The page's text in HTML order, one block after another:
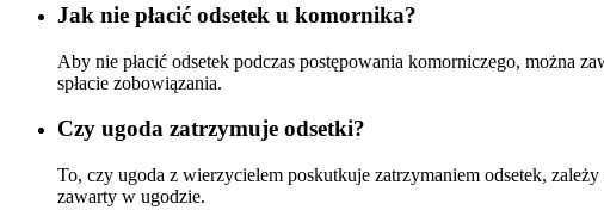
Jak nie płacić odsetek u komornika?
Aby nie płacić odsetek podczas postępowania komorniczego, można
spłacie zobowiązania.
Czy ugoda zatrzymuje odsetki?
To, czy ugoda z wierzycielem poskutkuje zatrzymaniem odsetek,
zawarty w ugodzie.